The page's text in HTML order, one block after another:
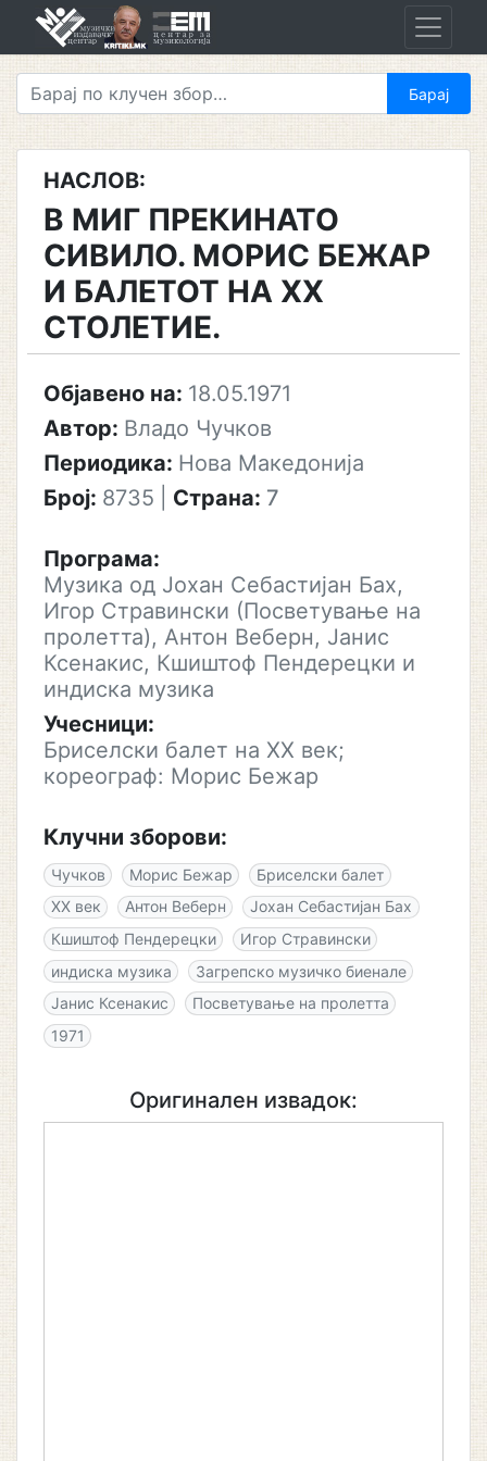
НАСЛОВ:
В МИГ ПРЕКИНАТО
СИВИЛО. МОРИС БЕЖАР
И БАЛЕТОТ НА XX
СТОЛЕТИЕ.
Објавено на: 18.05.1971
Автор: Владо Чучков
Периодика: Нова Македонија
Број: 8735 Страна: 7
Програма:
Музика од Јохан Себастијан Бах,
Игор Стравински (Посветување на
пролетта), Антон Веберн, Јанис
Ксенакис, Кшиштоф Пендерецки и
индиска музика
Учесници:
Бриселски балет на XX век;
кореограф: Морис Бежар
Клучни зборови:
Чучков Морис Бежар
Бриселски балет
XX век
Антон Веберн
Јохан Себастијан Бах
Кшиштоф Пендерецки
Игор Стравински
индиска музика
Загрепско музичко биенале
Јанис Ксенакис
Посветување на пролетта
1971
Оригинален извадок: